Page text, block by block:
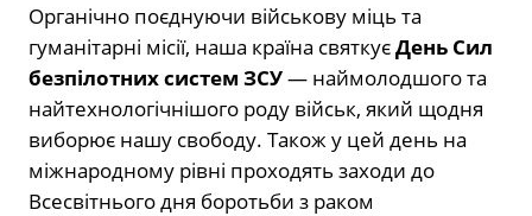
Органічно поєднуючи військову міць та
гуманітарні місії, наша країна святкуєДень Сил
безпілотних систем ЗСУ— наймолодшого та
найтехнологічнішого роду військ, який щодня
виборює нашу свободу. Також у цей день на
міжнародному рівні проходять заходи до
Всесвітнього дня боротьби з раком